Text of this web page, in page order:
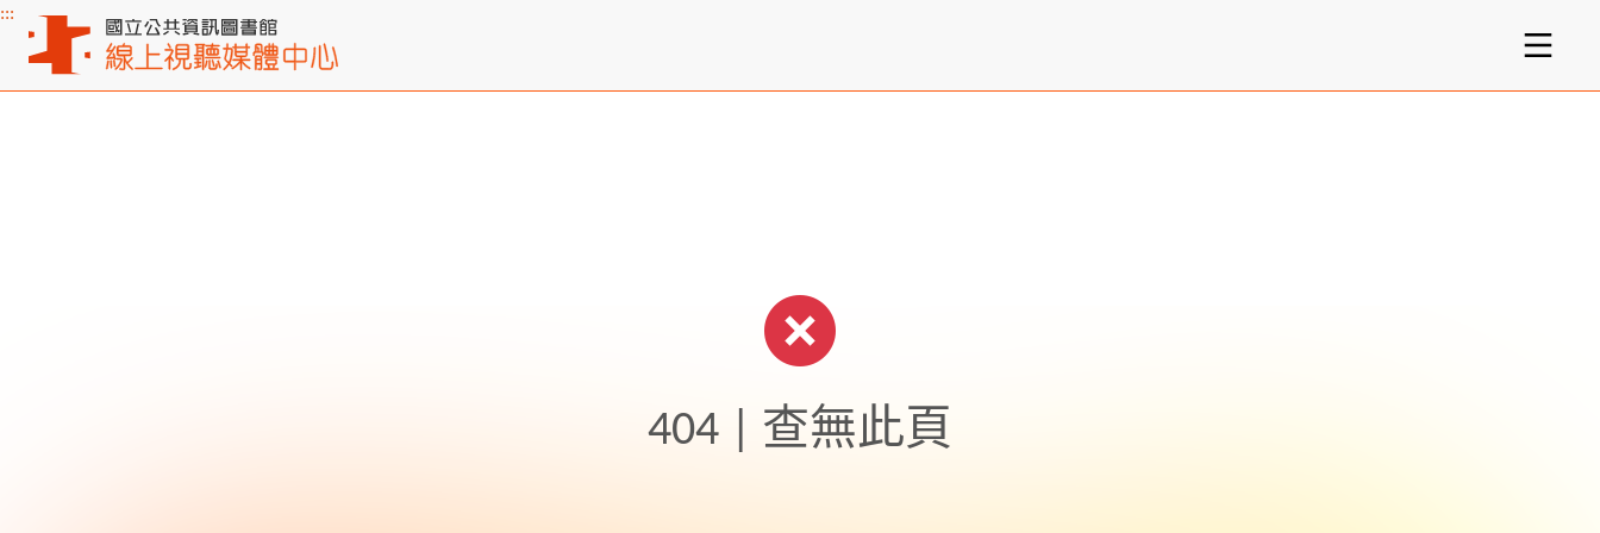
主要內容區塊
:::
404 | 查無此頁